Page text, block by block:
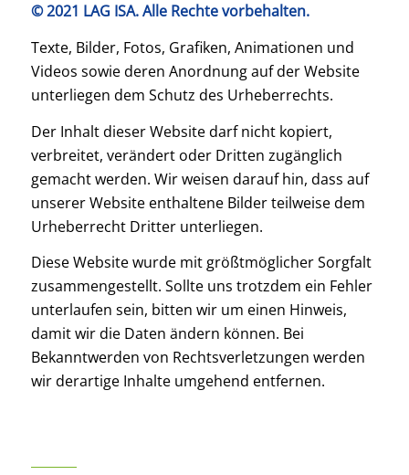
© 2021 LAG ISA. Alle Rechte vorbehalten.
Texte, Bilder, Fotos, Grafiken, Animationen und
Videos sowie deren Anordnung auf der Website
unterliegen dem Schutz des Urheberrechts.
Der Inhalt dieser Website darf nicht kopiert,
verbreitet, verändert oder Dritten zugänglich
gemacht werden. Wir weisen darauf hin, dass auf
unserer Website enthaltene Bilder teilweise dem
Urheberrecht Dritter unterliegen.
Diese Website wurde mit größtmöglicher Sorgfalt
zusammengestellt. Sollte uns trotzdem ein Fehler
unterlaufen sein, bitten wir um einen Hinweis,
damit wir die Daten ändern können. Bei
Bekanntwerden von Rechtsverletzungen werden
wir derartige Inhalte umgehend entfernen.